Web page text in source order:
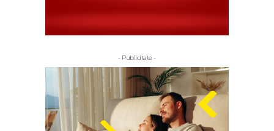
- Publicitate -